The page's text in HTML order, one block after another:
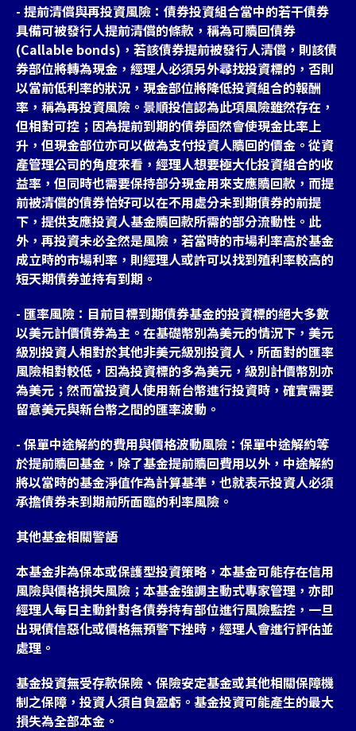
- 提前清償與再投資風險：債券投資組合當中的若干債券
具備可被發行人提前清償的條款，稱為可贖回債券
(Callable bonds)，若該債券提前被發行人清償，則該債
券部位將轉為現金，經理人必須另外尋找投資標的，否則
以當前低利率的狀況，現金部位將降低投資組合的報酬
率，稱為再投資風險。景順投信認為此項風險雖然存在，
但相對可控；因為提前到期的債券固然會使現金比率上
升，但現金部位亦可以做為支付投資人贖回的價金。從資
產管理公司的角度來看，經理人想要極大化投資組合的收
益率，但同時也需要保持部分現金用來支應贖回款，而提
前被清償的債券恰好可以在不用處分未到期債券的前提
下，提供支應投資人基金贖回款所需的部分流動性。此
外，再投資未必全然是風險，若當時的市場利率高於基金
成立時的市場利率，則經理人或許可以找到殖利率較高的
短天期債券並持有到期。
- 匯率風險：目前目標到期債券基金的投資標的絕大多數
以美元計價債券為主。在基礎幣別為美元的情況下，美元
級別投資人相對於其他非美元級別投資人，所面對的匯率
風險相對較低，因為投資標的多為美元，級別計價幣別亦
為美元；然而當投資人使用新台幣進行投資時，確實需要
留意美元與新台幣之間的匯率波動。
- 保單中途解約的費用與價格波動風險：保單中途解約等
於提前贖回基金，除了基金提前贖回費用以外，中途解約
將以當時的基金淨值作為計算基準，也就表示投資人必須
承擔債券未到期前所面臨的利率風險。
其他基金相關警語
本基金非為保本或保護型投資策略，本基金可能存在信用
風險與價格損失風險；本基金強調主動式專家管理，亦即
經理人每日主動針對各債券持有部位進行風險監控，一旦
出現債信惡化或價格無預警下挫時，經理人會進行評估並
處理。
基金投資無受存款保險、保險安定基金或其他相關保障機
制之保障，投資人須自負盈虧。基金投資可能產生的最大
損失為全部本金。